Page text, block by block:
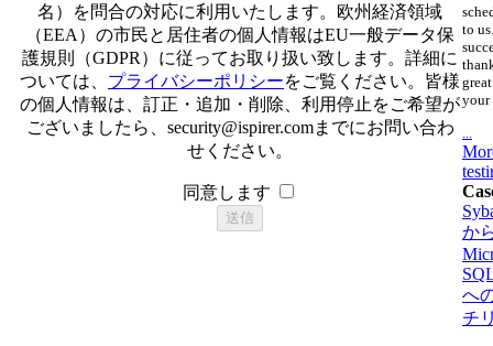
名）を問合の対応に利用いたします。欧州経済領域
（EEA）の市民と居住者の個人情報はEU一般データ保
護規則（GDPR）に従ってお取り扱い致します。詳細に
ついては、 プライバシーポリシーをご覧ください。皆様
の個人情報は、訂正・追加・削除、利用停止をご希望が
ございましたら、 security@ispirer.comまでにお問い合わ
せください。
同意します
to
your
か
へ
チ